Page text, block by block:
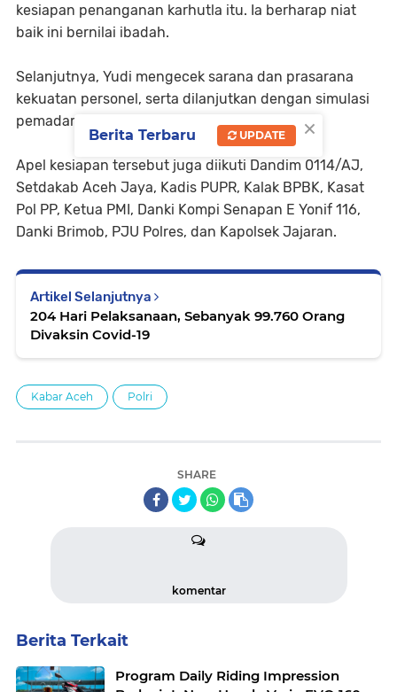
kesiapan penanganan karhutla itu. Ia berharap niat
baik ini bernilai ibadah.
Selanjutnya, Yudi mengecek sarana dan prasarana
kekuatan personel, serta dilanjutkan dengan simulasi
pemadaman karhutla.
Apel kesiapan tersebut juga diikuti Dandim 0114/AJ,
Setdakab Aceh Jaya, Kadis PUPR, Kalak BPBK, Kasat
Pol PP, Ketua PMI, Danki Kompi Senapan E Yonif 116,
Danki Brimob, PJU Polres, dan Kapolsek Jajaran.
Artikel Selanjutnya
204 Hari Pelaksanaan, Sebanyak 99.760 Orang
Divaksin Covid-19
Kabar Aceh Polri
SHARE
komentar
Berita Terkait
Program Daily Riding Impression
×
Berita Terbaru UPDATE